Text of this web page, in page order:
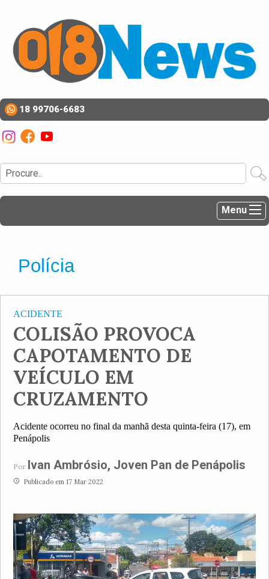
18 99706-6683
Menu
Polícia
ACIDENTE
COLISÃO PROVOCA
CAPOTAMENTO DE
VEÍCULO EM
CRUZAMENTO
Acidente ocorreu no final da manhã desta quinta-feira (17), em
Penápolis
Por Ivan Ambrósio, Joven Pan de Penápolis
access_time Publicado em 17 Mar 2022